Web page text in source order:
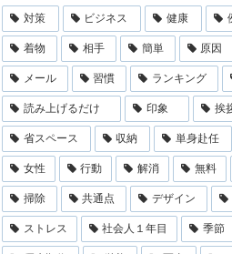
対策 ビジネス 健康
着物 相手 簡単 原因
メール 習慣 ランキング
読み上げるだけ 印象 挨
省スペース 収納 単身赴任
女性 行動 解消 無料
掃除 共通点 デザイン
ストレス 社会人１年目 季節